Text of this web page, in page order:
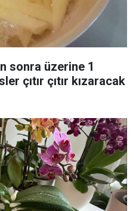
sonra üzerine 1
çıtır çıtır kızaracak